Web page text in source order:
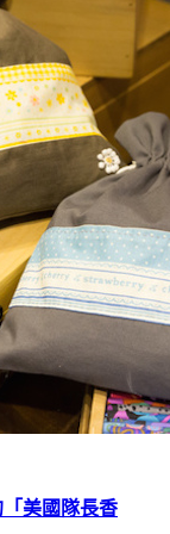
美國隊長香